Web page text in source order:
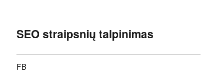
SEO straipsnių talpinimas
FB